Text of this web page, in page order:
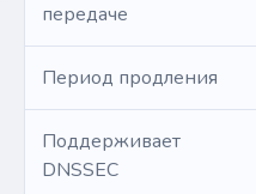
передаче
Период продления
Поддерживает
DNSSEC